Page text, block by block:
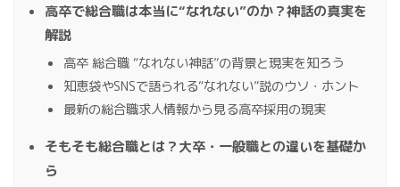
高卒で総合職は本当に“なれない”のか？神話の真実を
解説
高卒 総合職 “なれない神話”の背景と現実を知ろう
知恵袋やSNSで語られる“なれない”説のウソ・ホント
最新の総合職求人情報から見る高卒採用の現実
そもそも総合職とは？大卒・一般職との違いを基礎か
ら